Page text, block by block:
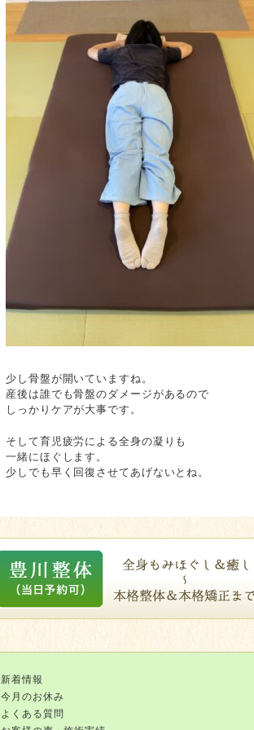
少し骨盤が開いていますね。
産後は誰でも骨盤のダメージがあるので
しっかりケアが大事です。
そして育児疲労による全身の凝りも
一緒にほぐします。
少しでも早く回復させてあげないとね。
新着情報
今月のお休み
よくある質問